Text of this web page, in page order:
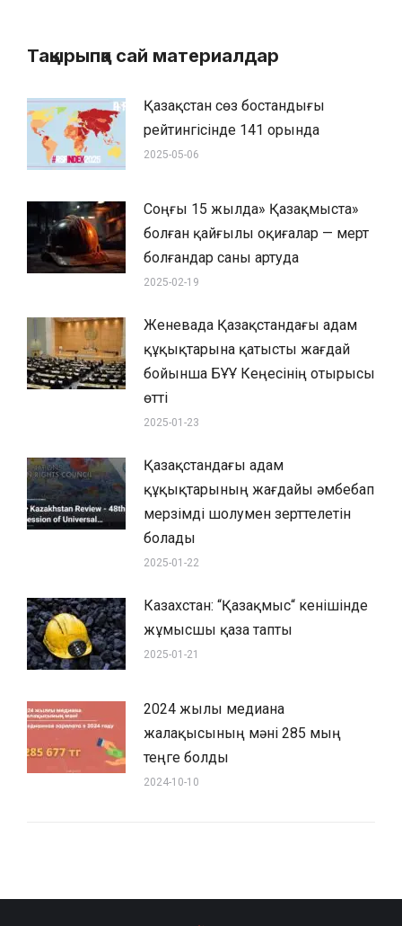
Тақырыпқа сай материалдар
Қазақстан сөз бостандығы
рейтингісінде 141 орында
2025-05-06
Соңғы 15 жылда» Қазақмыста»
болған қайғылы оқиғалар — мерт
болғандар саны артуда
2025-02-19
Женевада Қазақстандағы адам
құқықтарына қатысты жағдай
бойынша БҰҰ Кеңесінің отырысы
өтті
2025-01-23
Қазақстандағы адам
құқықтарының жағдайы әмбебап
мерзімді шолумен зерттелетін
болады
2025-01-22
Казахстан: “Қазақмыс“ кенішінде
жұмысшы қаза тапты
2025-01-21
2024 жылы медиана
жалақысының мәні 285 мың
теңге болды
2024-10-10